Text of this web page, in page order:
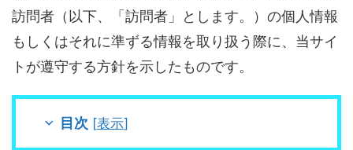
訪問者（以下、「訪問者」とします。）の個人情報
もしくはそれに準ずる情報を取り扱う際に、当サイ
トが遵守する方針を示したものです。
目次 [表示]